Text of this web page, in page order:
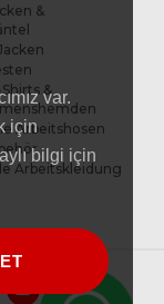
&
&
Arbeitshosen
Arbeitskleidung
var.
için
bilgi için